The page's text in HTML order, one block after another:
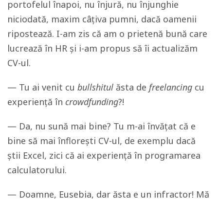
portofelul înapoi, nu înjură, nu înjunghie
niciodată, maxim câțiva pumni, dacă oamenii
ripostează. I-am zis că am o prietenă bună care
lucrează în HR și i-am propus să îi actualizăm
CV-ul.
— Tu ai venit cu bullshitul ăsta de freelancing cu
experiență în crowdfunding?!
— Da, nu sună mai bine? Tu m-ai învățat că e
bine să mai înflorești CV-ul, de exemplu dacă
știi Excel, zici că ai experiență în programarea
calculatorului.
— Doamne, Eusebia, dar ăsta e un infractor! Mă